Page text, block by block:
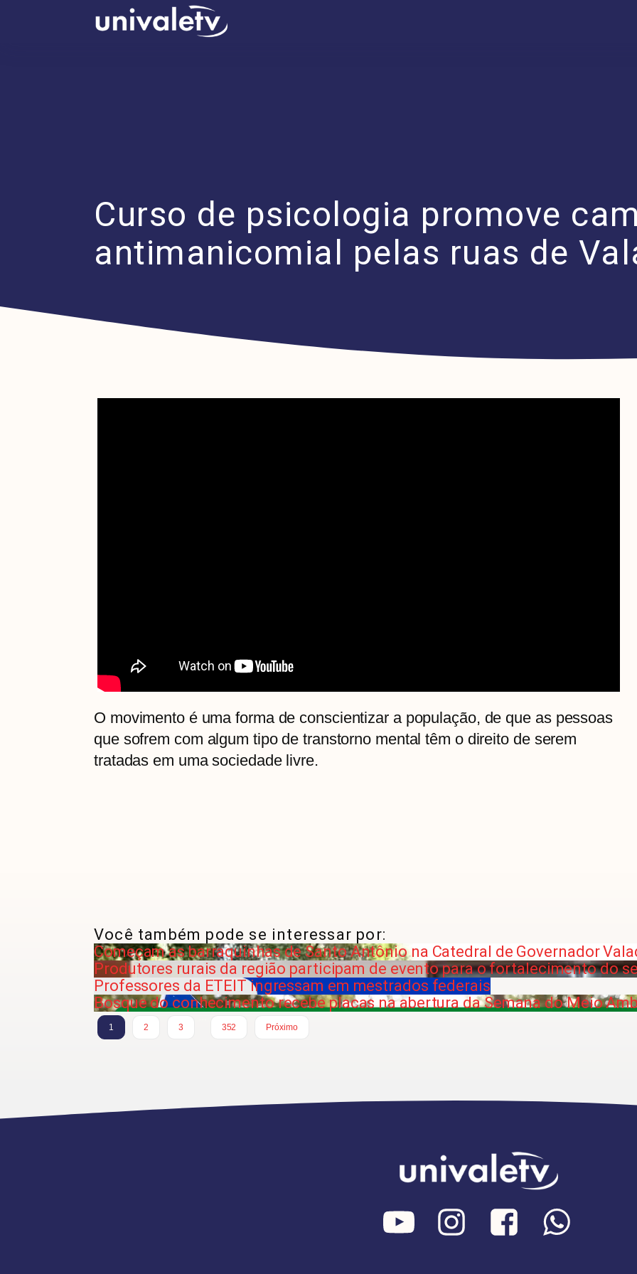
Curso de psicologia promove
antimanicomial pelas ruas de
O movimento é uma forma de conscientizar a população, de que as pessoas
que sofrem com algum tipo de transtorno mental têm o direito de serem
tratadas em uma sociedade livre.
Você também pode se interessar por:
Começam as barraquinhas de Santo Antônio na Catedral de Governador
Produtores rurais da região participam de evento para o fortalecimento do
Professores da ETEIT ingressam em mestrados federais
Bosque do conhecimento recebe placas na abertura da Semana do Meio
1 2 3
352
Próximo